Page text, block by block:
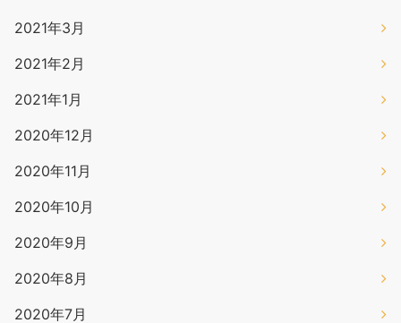
2021年3月
2021年2月
2021年1月
2020年12月
2020年11月
2020年10月
2020年9月
2020年8月
2020年7月